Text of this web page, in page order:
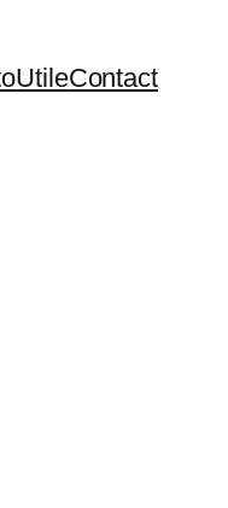
UtileContact